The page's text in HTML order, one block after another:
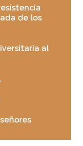
de los
al